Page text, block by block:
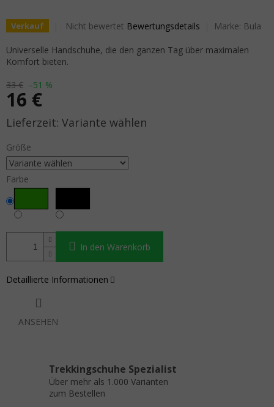
Verkauf Die durchschnittliche Produktbewertung ist 0,0 von
Nicht bewertet Bewertungsdetails Marke: Bula
33 € –51 %
16 €
Verkaufspreis: Variante wählen
Größe
Farbe
In den Warenkorb
Universelle Handschuhe, die den ganzen Tag über maximalen
Komfort bieten.
Detaillierte Informationen
ANSEHEN
Trekkingschuhe Spezialist
Über mehr als 1.000 Varianten
zum Bestellen